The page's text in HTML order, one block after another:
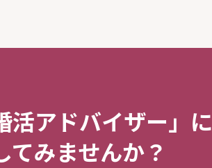
活アドバイザー」に
てみませんか？